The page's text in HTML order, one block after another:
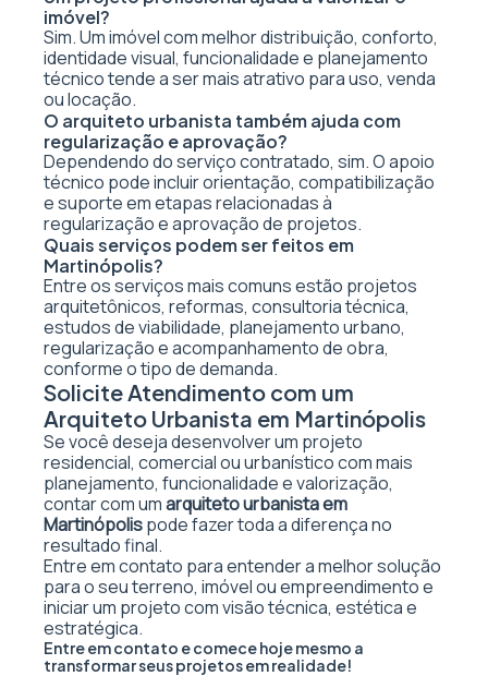
imóvel?
Sim. Um imóvel com melhor distribuição, conforto,
identidade visual, funcionalidade e planejamento
técnico tende a ser mais atrativo para uso, venda
ou locação.
O arquiteto urbanista também ajuda com
regularização e aprovação?
Dependendo do serviço contratado, sim. O apoio
técnico pode incluir orientação, compatibilização
e suporte em etapas relacionadas à
regularização e aprovação de projetos.
Quais serviços podem ser feitos em
Martinópolis?
Entre os serviços mais comuns estão projetos
arquitetônicos, reformas, consultoria técnica,
estudos de viabilidade, planejamento urbano,
regularização e acompanhamento de obra,
conforme o tipo de demanda.
Solicite Atendimento com um
Arquiteto Urbanista em Martinópolis
Se você deseja desenvolver um projeto
residencial, comercial ou urbanístico com mais
planejamento, funcionalidade e valorização,
contar com umarquiteto urbanista em
Martinópolispode fazer toda a diferença no
resultado final.
Entre em contato para entender a melhor solução
para o seu terreno, imóvel ou empreendimento e
iniciar um projeto com visão técnica, estética e
estratégica.
Entre em contato e comece hoje mesmo a
transformar seus projetos em realidade!